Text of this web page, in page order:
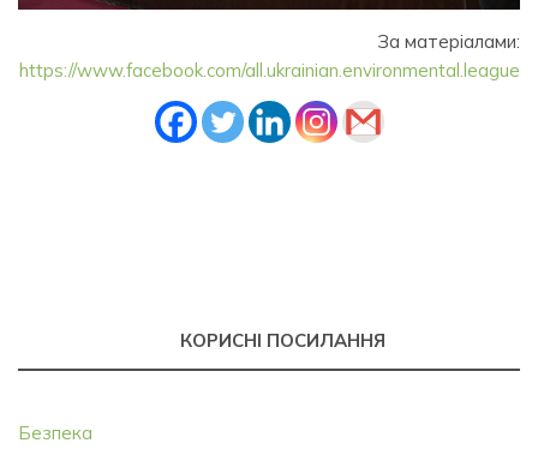
За матеріалами:
https://www.facebook.com/all.ukrainian.environmental.league
КОРИСНІ ПОСИЛАННЯ
Безпека